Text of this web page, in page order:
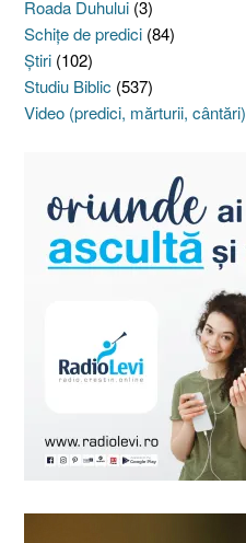
Roada Duhului (3)
Schiţe de predici (84)
Ştiri (102)
Studiu Biblic (537)
Video (predici, mărturii, cântări)